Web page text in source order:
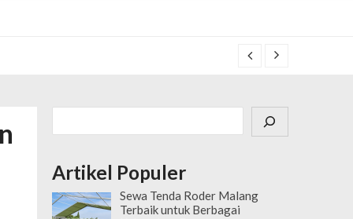
Artikel Populer
Sewa Tenda Roder Malang
Terbaik untuk Berbagai